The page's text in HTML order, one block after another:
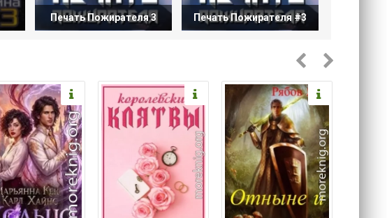
Печать Пожирателя 3 Печать Пожирателя #3